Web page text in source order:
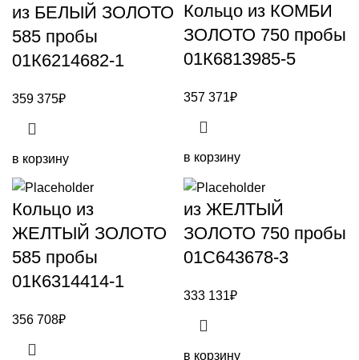
из БЕЛЫЙ ЗОЛОТО
585 пробы
01К6214682-1
359 375₽
в корзину
Кольцо из КОМБИ
ЗОЛОТО 750 пробы
01К6813985-5
357 371₽
в корзину
Кольцо из
ЖЕЛТЫЙ ЗОЛОТО
585 пробы
01К6314414-1
356 708₽
из ЖЕЛТЫЙ
ЗОЛОТО 750 пробы
01С643678-3
333 131₽
в корзину